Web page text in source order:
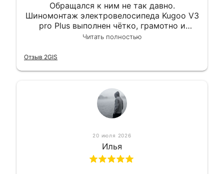
Обращался к ним не так давно.
Шиномонтаж электровелосипеда Kugoo V3
pro Plus выполнен чётко, грамотно и
квалифицированно. Всё сделано
Читать полностью
Отзыв 2GIS
20 июля 2026
Илья